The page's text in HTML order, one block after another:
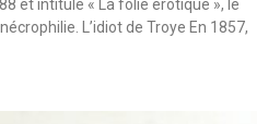
et intitulé « La folie érotique », le
L’idiot de Troye En 1857,